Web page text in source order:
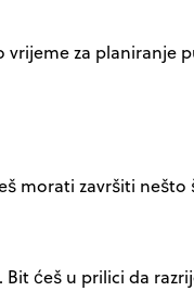
za
morati završiti
ćeš u prilici da